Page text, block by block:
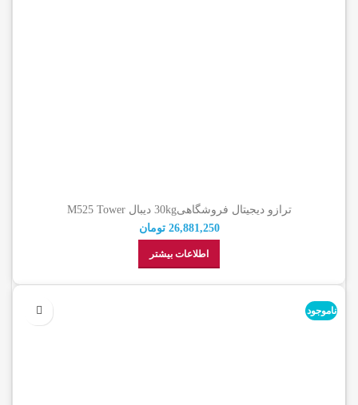
ترازو دیجیتال فروشگاهی30kg دیبال M525 Tower
26,881,250 تومان
اطلاعات بیشتر
ناموجود